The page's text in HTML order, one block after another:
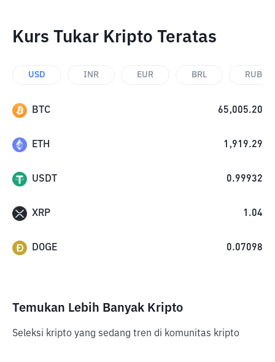
Kurs Tukar Kripto Teratas
USD INR EUR BRL RUB
BTC 65,005.20
ETH 1,919.29
USDT 0.99932
XRP 1.04
DOGE 0.07098
Temukan Lebih Banyak Kripto
Seleksi kripto yang sedang tren di komunitas kripto